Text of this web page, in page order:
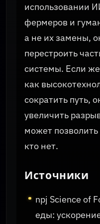
использовании
фермеров и
а не их замены,
перестроить
системы. Если
как
сократить путь,
увеличить
может позволить
кто нет.
Источники
npj Science of
еды: